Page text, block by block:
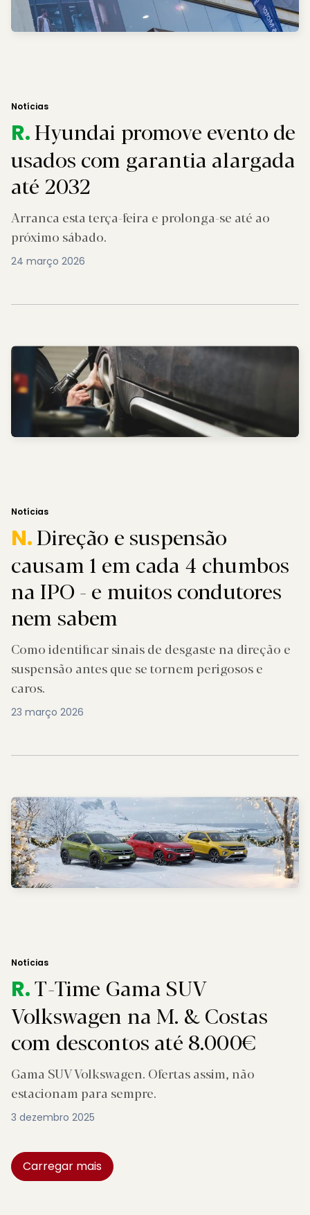
Notícias
R.Hyundai promove evento de
usados com garantia alargada
até 2032
Arranca esta terça-feira e prolonga-se até ao
próximo sábado.
24 março 2026
Notícias
N.Direção e suspensão
causam 1 em cada 4 chumbos
na IPO - e muitos condutores
nem sabem
Como identificar sinais de desgaste na direção e
suspensão antes que se tornem perigosos e
caros.
23 março 2026
Notícias
R.T-Time Gama SUV
Volkswagen na M. & Costas
com descontos até 8.000€
Gama SUV Volkswagen. Ofertas assim, não
estacionam para sempre.
3 dezembro 2025
Carregar mais